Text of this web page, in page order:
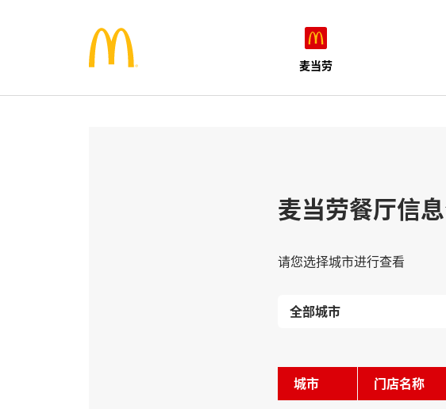
麦当劳
麦当劳餐厅信
请您选择城市进行查看
城市 门店名称